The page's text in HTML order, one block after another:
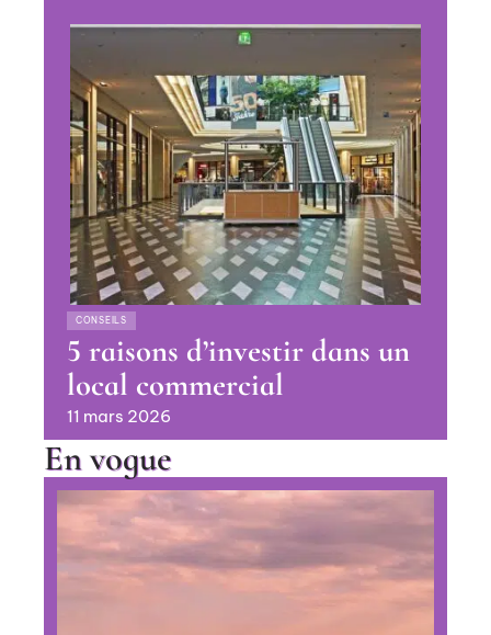
CONSEILS
5 raisons d’investir dans un
local commercial
11 mars 2026
En vogue